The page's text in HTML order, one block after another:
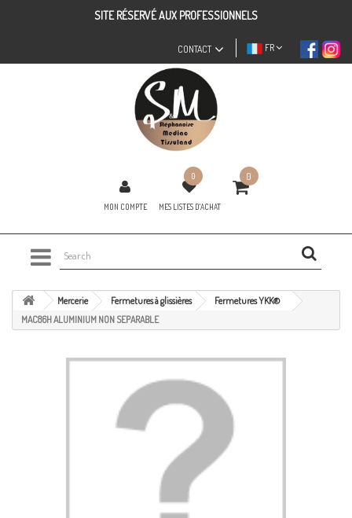
SITE RÉSERVÉ AUX PROFESSIONNELS
FR
CONTACT
MON COMPTE
0
MES LISTES D'ACHAT
0
Mercerie Fermetures à glissières
Fermetures YKK®
MAC86H ALUMINIUM NON SEPARABLE